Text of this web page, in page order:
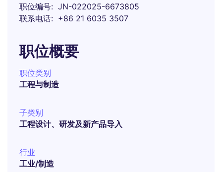
职位编号
JN-022025-6673805
联系电话
+86 21 6035 3507
职位概要
职位类别
工程与制造
子类别
工程设计、研发及新产品导入
行业
工业/制造